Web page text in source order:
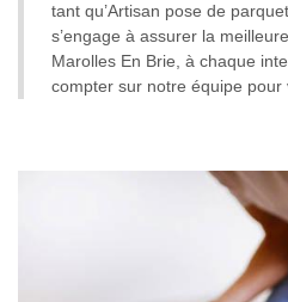
tant qu’Artisan pose de
s’engage à assurer la
Marolles En Brie, à chaque
compter sur notre équipe pour